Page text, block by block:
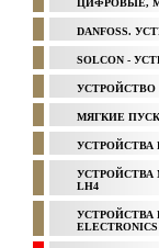
ЦИФРОВЫЕ,
DANFOSS.
SOLCON -
УСТРОЙСТВО
МЯГКИЕ
УСТРОЙСТВА
УСТРОЙСТВА
LH4
УСТРОЙСТВА
ELECTRONICS